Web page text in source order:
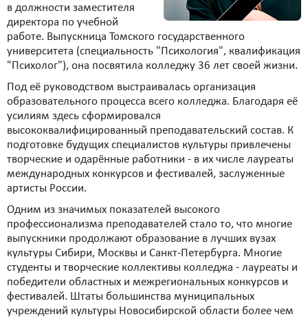
в должности заместителя
директора по учебной
работе. Выпускница Томского государственного
университета (специальность "Психология", квалификация
"Психолог"), она посвятила колледжу 36 лет своей жизни.
Под её руководством выстраивалась организация
образовательного процесса всего колледжа. Благодаря её
усилиям здесь сформировался
высококвалифицированный преподавательский состав. К
подготовке будущих специалистов культуры привлечены
творческие и одарённые работники - в их числе лауреаты
международных конкурсов и фестивалей, заслуженные
артисты России.
Одним из значимых показателей высокого
профессионализма преподавателей стало то, что многие
выпускники продолжают образование в лучших вузах
культуры Сибири, Москвы и Санкт-Петербурга. Многие
студенты и творческие коллективы колледжа - лауреаты и
победители областных и межрегиональных конкурсов и
фестивалей. Штаты большинства муниципальных
учреждений культуры Новосибирской области более чем